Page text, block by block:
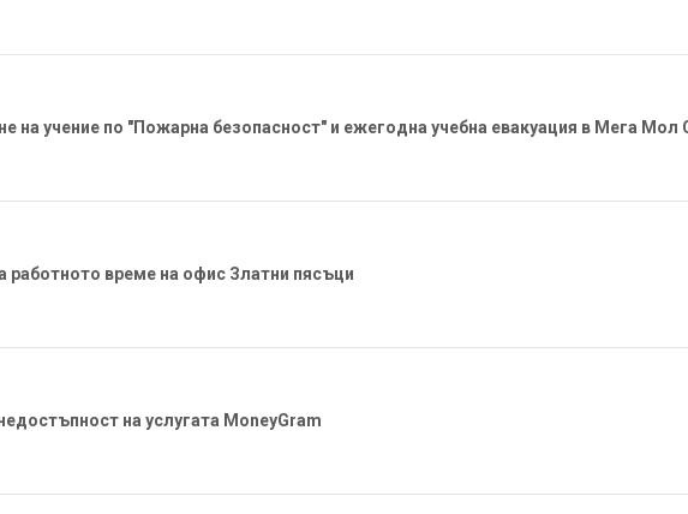
на учение по "Пожарна безопасност" и ежегодна учебна евакуация в Мега Мол
работното време на офис Златни пясъци
на услугата MoneyGram